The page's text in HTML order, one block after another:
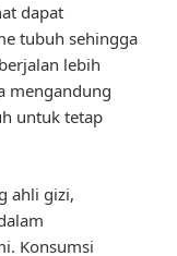
dapat
tubuh sehingga
lebih
mengandung
untuk tetap
ahli gizi,
Konsumsi